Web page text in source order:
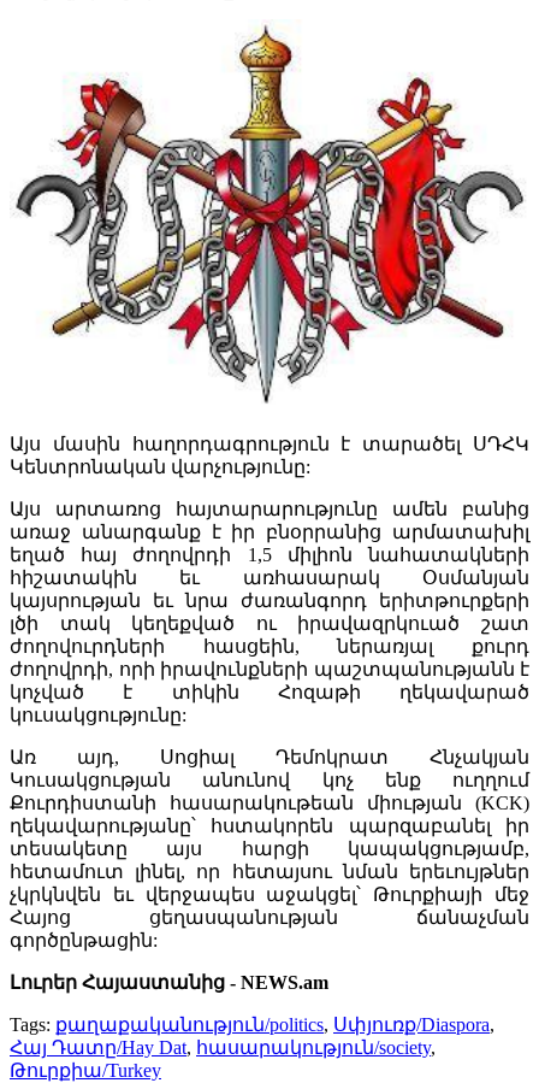
Այս մասին հաղորդագրություն է տարածել ՍԴՀԿ
Կենտրոնական վարչությունը:
Այս արտառոց հայտարարությունը ամեն բանից
առաջ անարգանք է իր բնօրրանից արմատախիլ
եղած հայ ժողովրդի 1,5 միլիոն նահատակների
հիշատակին եւ առհասարակ Օսմանյան
կայսրության եւ նրա ժառանգորդ երիտթուրքերի
լծի տակ կեղեքված ու իրավազրկուած շատ
ժողովուրդների հասցեին, ներառյալ քուրդ
ժողովրդի, որի իրավունքների պաշտպանությանն է
կոչված է տիկին Հոզաթի ղեկավարած
կուսակցությունը:
Առ այդ, Սոցիալ Դեմոկրատ Հնչակյան
Կուսակցության անունով կոչ ենք ուղղում
Քուրդիստանի հասարակութեան միության (KCK)
ղեկավարությանը՝ հստակորեն պարզաբանել իր
տեսակետը այս հարցի կապակցությամբ,
հետամուտ լինել, որ հետայսու նման երեւույթներ
չկրկնվեն եւ վերջապես աջակցել՝ Թուրքիայի մեջ
Հայոց ցեղասպանության ճանաչման
գործընթացին:
Լուրեր Հայաստանից - NEWS.am
Tags: քաղաքականություն/politics, Սփյուռք/Diaspora,
Հայ Դատը/Hay Dat, հասարակություն/society,
Թուրքիա/Turkey